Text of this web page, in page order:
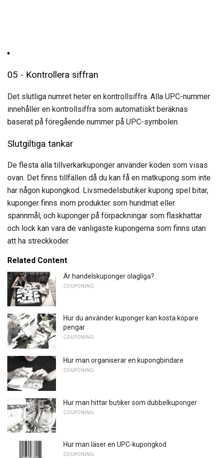
05 - Kontrollera siffran
Det slutliga numret heter en kontrollsiffra. Alla UPC-nummer
innehåller en kontrollsiffra som automatiskt beräknas
baserat på föregående nummer på UPC-symbolen.
Slutgiltiga tankar
De flesta alla tillverkarkuponger använder koden som visas
ovan. Det finns tillfällen då du kan få en matkupong som inte
har någon kupongkod. Livsmedelsbutiker kupong spel bitar,
kuponger finns inom produkter som hundmat eller
spannmål, och kuponger på förpackningar som flaskhattar
och lock kan vara de vanligaste kupongerna som finns utan
att ha streckkoder.
Related Content
Är handelskuponger olagliga?
COUPONING
Hur du använder kuponger kan kosta köpare
pengar
COUPONING
Hur man organiserar en kupongbindare
COUPONING
Hur man hittar butiker som dubbelkuponger
COUPONING
Hur man läser en UPC-kupongkod
COUPONING